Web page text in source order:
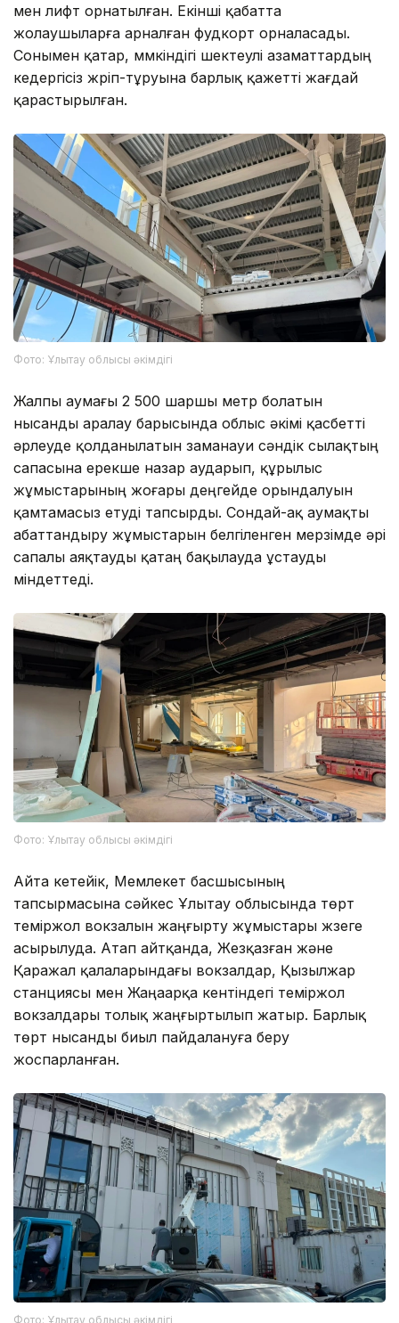
мен лифт орнатылған. Екінші қабатта
жолаушыларға арналған фудкорт орналасады.
Сонымен қатар, мүмкіндігі шектеулі азаматтардың
кедергісіз жүріп-тұруына барлық қажетті жағдай
қарастырылған.
Фото: Ұлытау облысы әкімдігі
Жалпы аумағы 2 500 шаршы метр болатын
нысанды аралау барысында облыс әкімі қасбетті
әрлеуде қолданылатын заманауи сәндік сылақтың
сапасына ерекше назар аударып, құрылыс
жұмыстарының жоғары деңгейде орындалуын
қамтамасыз етуді тапсырды. Сондай-ақ аумақты
абаттандыру жұмыстарын белгіленген мерзімде әрі
сапалы аяқтауды қатаң бақылауда ұстауды
міндеттеді.
Фото: Ұлытау облысы әкімдігі
Айта кетейік, Мемлекет басшысының
тапсырмасына сәйкес Ұлытау облысында төрт
теміржол вокзалын жаңғырту жұмыстары жүзеге
асырылуда. Атап айтқанда, Жезқазған және
Қаражал қалаларындағы вокзалдар, Қызылжар
станциясы мен Жаңаарқа кентіндегі теміржол
вокзалдары толық жаңғыртылып жатыр. Барлық
төрт нысанды биыл пайдалануға беру
жоспарланған.
Фото: Ұлытау облысы әкімдігі